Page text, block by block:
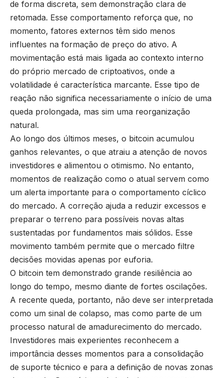
de forma discreta, sem demonstração clara de
retomada. Esse comportamento reforça que, no
momento, fatores externos têm sido menos
influentes na formação de preço do ativo. A
movimentação está mais ligada ao contexto interno
do próprio mercado de criptoativos, onde a
volatilidade é característica marcante. Esse tipo de
reação não significa necessariamente o início de uma
queda prolongada, mas sim uma reorganização
natural.
Ao longo dos últimos meses, o bitcoin acumulou
ganhos relevantes, o que atraiu a atenção de novos
investidores e alimentou o otimismo. No entanto,
momentos de realização como o atual servem como
um alerta importante para o comportamento cíclico
do mercado. A correção ajuda a reduzir excessos e
preparar o terreno para possíveis novas altas
sustentadas por fundamentos mais sólidos. Esse
movimento também permite que o mercado filtre
decisões movidas apenas por euforia.
O bitcoin tem demonstrado grande resiliência ao
longo do tempo, mesmo diante de fortes oscilações.
A recente queda, portanto, não deve ser interpretada
como um sinal de colapso, mas como parte de um
processo natural de amadurecimento do mercado.
Investidores mais experientes reconhecem a
importância desses momentos para a consolidação
de suporte técnico e para a definição de novas zonas